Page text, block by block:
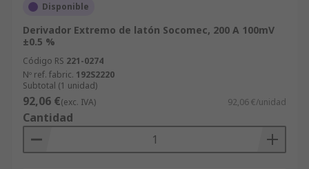
Disponible
Derivador Extremo de latón Socomec, 200 A 100mV
±0.5 %
Código RS 221-0274
Nº ref. fabric. 192S2220
Subtotal (1 unidad)
92,06 €(exc. IVA) 92,06 €/unidad
Cantidad